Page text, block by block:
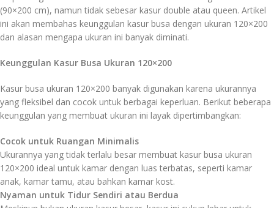
(90×200 cm), namun tidak sebesar kasur double atau queen. Artikel
ini akan membahas keunggulan kasur busa dengan ukuran 120×200
dan alasan mengapa ukuran ini banyak diminati.
Keunggulan Kasur Busa Ukuran 120×200
Kasur busa ukuran 120×200 banyak digunakan karena ukurannya
yang fleksibel dan cocok untuk berbagai keperluan. Berikut beberapa
keunggulan yang membuat ukuran ini layak dipertimbangkan:
Cocok untuk Ruangan Minimalis
Ukurannya yang tidak terlalu besar membuat kasur busa ukuran
120×200 ideal untuk kamar dengan luas terbatas, seperti kamar
anak, kamar tamu, atau bahkan kamar kost.
Nyaman untuk Tidur Sendiri atau Berdua